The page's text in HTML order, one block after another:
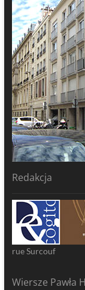
Redakcja
rue Surcouf
Wiersze Pawła